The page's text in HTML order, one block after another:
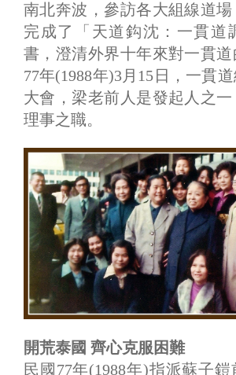
南北奔波，參訪各大組線道
完成了「天道鈎沈：一貫道
書，澄清外界十年來對一貫
77年(1988年)3月15日，一貫
大會，梁老前人是發起人之
理事之職。
開荒泰國 齊心克服困難
民國77年(1988年)指派蘇子